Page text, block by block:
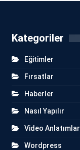
Kategoriler
Eğitimler
Fırsatlar
Haberler
Nasıl Yapılır
Video Anlatımlar
Wordpress